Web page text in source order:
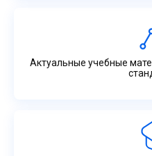
Актуальные учебные